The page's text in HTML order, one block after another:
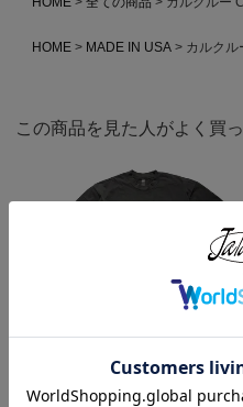
HOME MADE IN USA カルクル
この商品を見た人がよく買
ロサンゼルスアパレル LOSANGE